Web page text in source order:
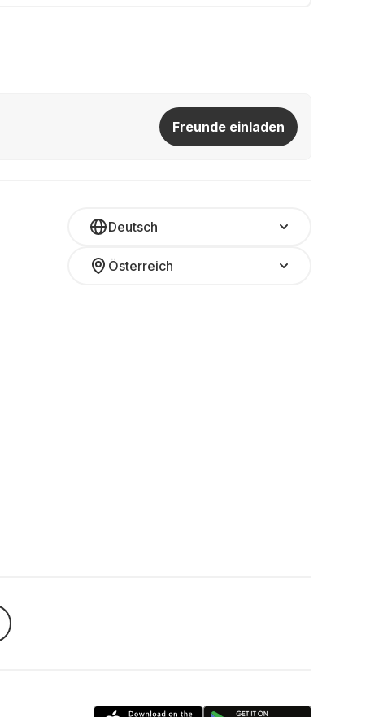
Freunde einladen
Deutsch
Österreich